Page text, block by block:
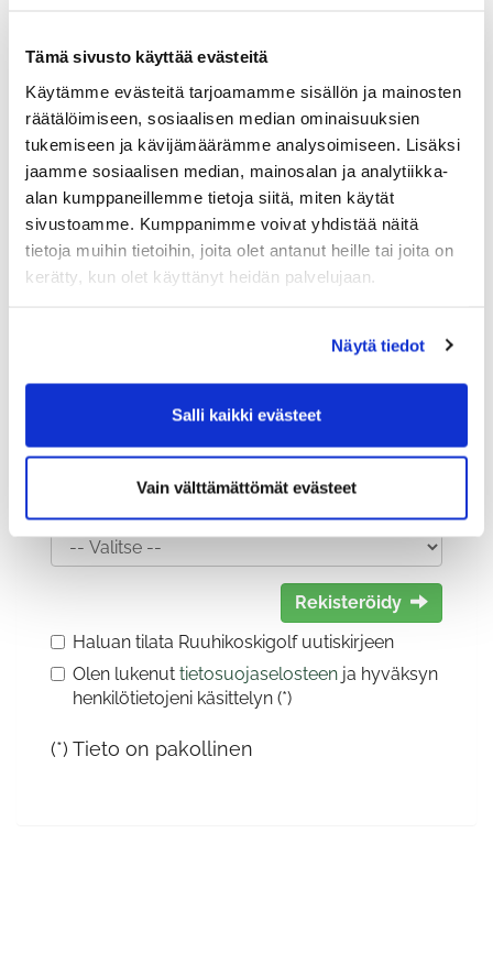
Tämä sivusto käyttää evästeitä
Käytämme evästeitä tarjoamamme sisällön ja mainosten
räätälöimiseen, sosiaalisen median ominaisuuksien
tukemiseen ja kävijämäärämme analysoimiseen. Lisäksi
jaamme sosiaalisen median, mainosalan ja analytiikka-
alan kumppaneillemme tietoja siitä, miten käytät
sivustoamme. Kumppanimme voivat yhdistää näitä
tietoja muihin tietoihin, joita olet antanut heille tai joita on
kerätty, kun olet käyttänyt heidän palvelujaan.
Näytä tiedot
Salli kaikki evästeet
Vain välttämättömät evästeet
Valitse seura:
Jäsennumero:
Lisätiedot
Sukupuoli:
Rekisteröidy
Haluan tilata Ruuhikoskigolf uutiskirjeen
Olen lukenut tietosuojaselosteen ja hyväksyn
henkilötietojeni käsittelyn (*)
(*) Tieto on pakollinen